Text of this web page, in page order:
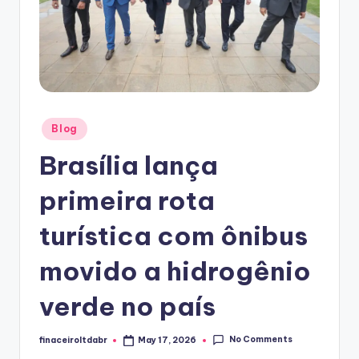
Posted
in
Blog
Brasília lança
primeira rota
turística com ônibus
movido a hidrogênio
verde no país
Posted
finaceiroltdabr May 17, 2026 No Comments